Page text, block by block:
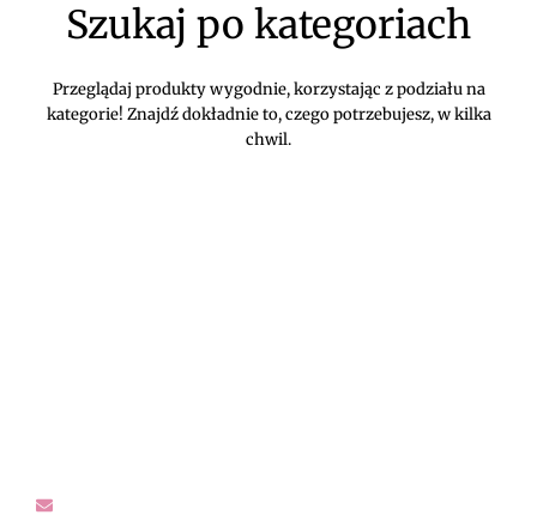
Szukaj po kategoriach
Przeglądaj produkty wygodnie, korzystając z podziału na
kategorie! Znajdź dokładnie to, czego potrzebujesz, w kilka
chwil.